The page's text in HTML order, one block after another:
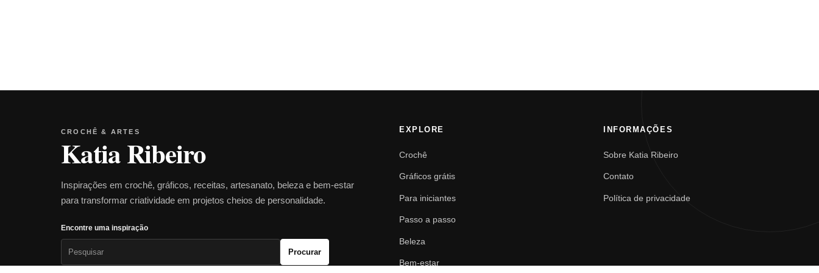
CROCHÊ & ARTES
Katia Ribeiro
Inspirações em crochê, gráficos, receitas, artesanato, beleza e bem-estar
para transformar criatividade em projetos cheios de personalidade.
Encontre uma inspiração
Procurar
EXPLORE
Crochê
Gráficos grátis
Para iniciantes
Passo a passo
Beleza
Bem-estar
INFORMAÇÕES
Sobre Katia Ribeiro
Contato
Política de privacidade